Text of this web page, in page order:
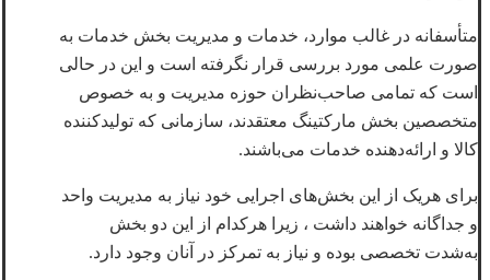
متأسفانه در غالب موارد، خدمات و مدیریت بخش خدمات به
صورت علمی مورد بررسی قرار نگرفته است و این در حالی
است که تمامی صاحب‌نظران حوزه مدیریت و به خصوص
متخصصین بخش مارکتینگ معتقدند، سازمانی که تولیدکننده
کالا و ارائه‌دهنده خدمات می‌باشند.
برای هریک از این بخش‌های اجرایی خود نیاز به مدیریت واحد
و جداگانه خواهند داشت ، زیرا هرکدام از این دو بخش
به‌شدت تخصصی بوده و نیاز به تمرکز در آنان وجود دارد.